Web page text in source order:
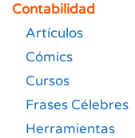
Contabilidad
Artículos
Cómics
Cursos
Frases Célebres
Herramientas